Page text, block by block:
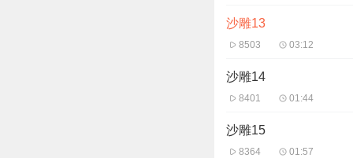
沙雕13
8503 03:12
沙雕14
8401 01:44
沙雕15
8364 01:57